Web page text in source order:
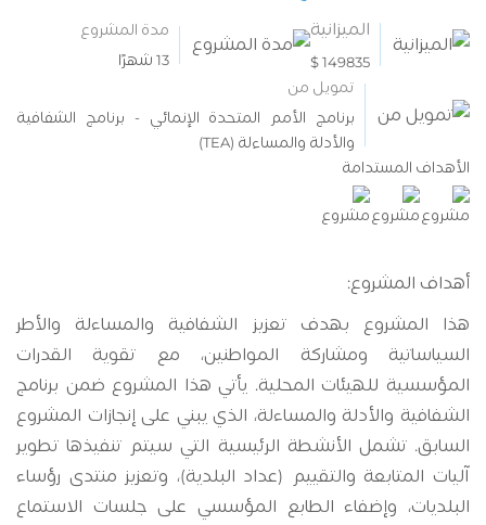
الميزانية
149835 $
مدة المشروع
13 شهرًا
تمويل من
برنامج الأمم المتحدة الإنمائي - برنامج الشفافية
والأدلة والمساءلة (TEA)
الأهداف المستدامة
أهداف المشروع:
هذا المشروع بهدف تعزيز الشفافية والمساءلة والأطر
السياساتية ومشاركة المواطنين، مع تقوية القدرات
المؤسسية للهيئات المحلية. يأتي هذا المشروع ضمن برنامج
الشفافية والأدلة والمساءلة، الذي يبني على إنجازات المشروع
السابق. تشمل الأنشطة الرئيسية التي سيتم تنفيذها تطوير
آليات المتابعة والتقييم (عداد البلدية)، وتعزيز منتدى رؤساء
البلديات، وإضفاء الطابع المؤسسي على جلسات الاستماع